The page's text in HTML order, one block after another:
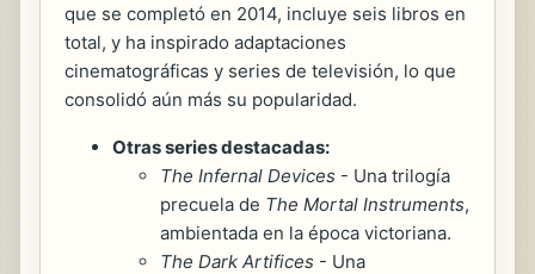
que se completó en 2014, incluye seis libros en
total, y ha inspirado adaptaciones
cinematográficas y series de televisión, lo que
consolidó aún más su popularidad.
Otras series destacadas:
The Infernal Devices - Una trilogía
precuela de The Mortal Instruments,
ambientada en la época victoriana.
The Dark Artifices - Una